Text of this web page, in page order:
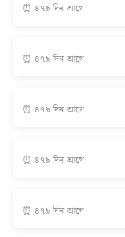
⏰ ৪৭৯ দিন আগে
⏰ ৪৭৯ দিন আগে
⏰ ৪৭৯ দিন আগে
⏰ ৪৭৯ দিন আগে
⏰ ৪৭৯ দিন আগে